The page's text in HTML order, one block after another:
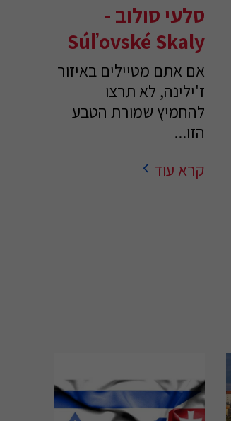
סלעי סולוב -
Súľovské Skaly
אם אתם מטיילים באיזור
ז'ילינה, לא תרצו
להחמיץ שמורת הטבע
הזו...
קרא עוד